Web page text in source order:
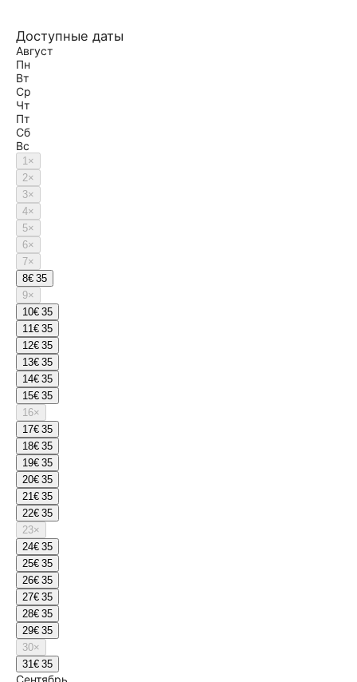
Доступные даты
Август
Пн
Вт
Ср
Чт
Пт
Сб
Вс
1×
2×
3×
4×
5×
6×
7×
8€ 35
9×
10€ 35
11€ 35
12€ 35
13€ 35
14€ 35
15€ 35
16×
17€ 35
18€ 35
19€ 35
20€ 35
21€ 35
22€ 35
23×
24€ 35
25€ 35
26€ 35
27€ 35
28€ 35
29€ 35
30×
31€ 35
Сентябрь